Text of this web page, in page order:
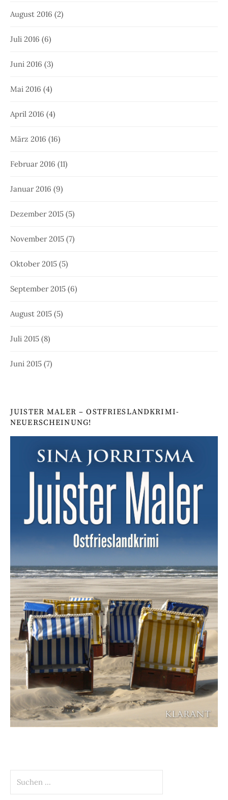
August 2016 (2)
Juli 2016 (6)
Juni 2016 (3)
Mai 2016 (4)
April 2016 (4)
März 2016 (16)
Februar 2016 (11)
Januar 2016 (9)
Dezember 2015 (5)
November 2015 (7)
Oktober 2015 (5)
September 2015 (6)
August 2015 (5)
Juli 2015 (8)
Juni 2015 (7)
JUISTER MALER – OSTFRIESLANDKRIMI-
NEUERSCHEINUNG!
nach: